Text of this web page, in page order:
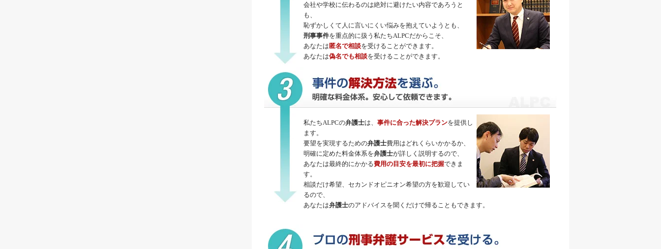
会社や学校に伝わるのは絶対に避けたい内容であろうと
も、
恥ずかしくて人に言いにくい悩みを抱えていようとも、
刑事事件を重点的に扱う私たちALPCだからこそ、
あなたは匿名で相談を受けることができます。
あなたは偽名でも相談を受けることができます。
私たちALPCの弁護士は、 事件に合った解決プランを提供し
ます。
要望を実現するための弁護士費用はどれくらいかかるか、
明確に定めた料金体系を弁護士が詳しく説明するので、
あなたは最終的にかかる費用の目安を最初に把握できま
す。
相談だけ希望、セカンドオピニオン希望の方を歓迎してい
るので、
あなたは弁護士のアドバイスを聞くだけで帰ることもできます。